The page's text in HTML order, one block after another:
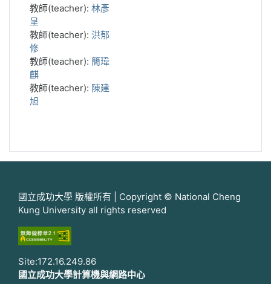
教師(teacher): 林彥
呈
教師(teacher): 洪郁
修
教師(teacher): 簡瑋
麒
教師(teacher): 陳建
旭
國立成功大學 版權所有 | Copyright © National Cheng
Kung University all rights reserved
Site:172.16.249.86
國立成功大學計算機與網路中心